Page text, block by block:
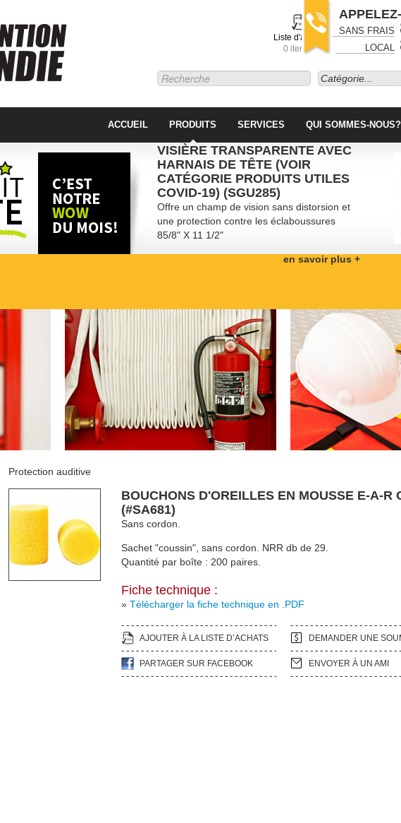
Liste d'achats
0 item(s)
SANS FRAIS
LOCAL
Catégorie...
ACCUEIL PRODUITS SERVICES QUI SOMMES-NOUS?
VISIÈRE TRANSPARENTE AVEC
HARNAIS DE TÊTE (VOIR
CATÉGORIE PRODUITS UTILES
COVID-19) (SGU285)
Offre un champ de vision sans distorsion et
une protection contre les éclaboussures
85/8" X 11 1/2"
en savoir plus +
Protection auditive
BOUCHONS D'OREILLES EN MOUSSE E-A-R
(#SA681)
Sans cordon.
Sachet "coussin", sans cordon. NRR db de 29.
Quantité par boîte : 200 paires.
Fiche technique :
» Télécharger la fiche technique en .PDF
AJOUTER À LA LISTE D’ACHATS
PARTAGER SUR FACEBOOK
DEMANDER UNE
ENVOYER À UN AMI